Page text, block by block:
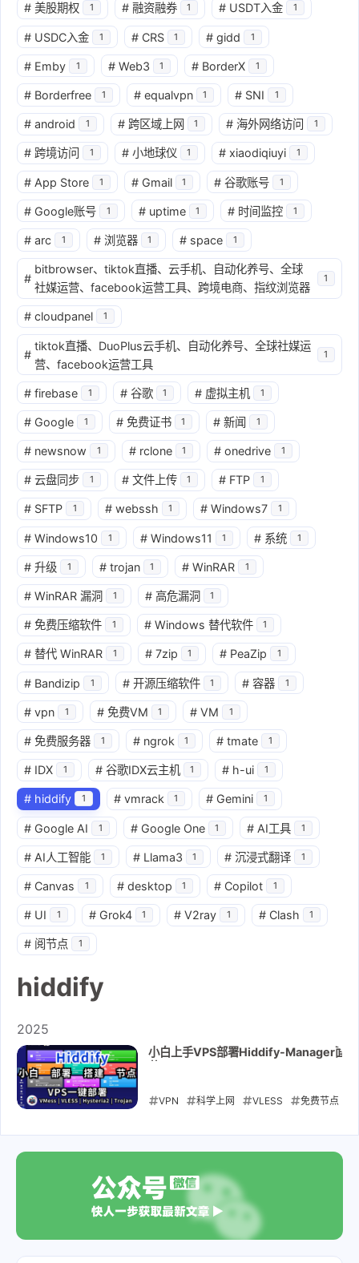
# 美股期权 1 # 融资融券 1 # USDT入金 1
# USDC入金 1 # CRS 1 # gidd 1
# Emby 1 # Web3 1 # BorderX 1
# Borderfree 1 # equalvpn 1 # SNI 1
# android 1 # 跨区域上网 1 # 海外网络访问 1
# 跨境访问 1 # 小地球仪 1 # xiaodiqiuyi 1
# App Store 1 # Gmail 1 # 谷歌账号 1
# Google账号 1 # uptime 1 # 时间监控 1
# arc 1 # 浏览器 1 # space 1
#
bitbrowser、tiktok直播、云手机、自动化养号、全球
社媒运营、facebook运营工具、跨境电商、指纹浏览器
1
# cloudpanel 1
#
tiktok直播、DuoPlus云手机、自动化养号、全球社媒运
营、facebook运营工具
1
# firebase 1 # 谷歌 1 # 虚拟主机 1
# Google 1 # 免费证书 1 # 新闻 1
# newsnow 1 # rclone 1 # onedrive 1
# 云盘同步 1 # 文件上传 1 # FTP 1
# SFTP 1 # webssh 1 # Windows7 1
# Windows10 1 # Windows11 1 # 系统 1
# 升级 1 # trojan 1 # WinRAR 1
# WinRAR 漏洞 1 # 高危漏洞 1
# 免费压缩软件 1 # Windows 替代软件 1
# 替代 WinRAR 1 # 7zip 1 # PeaZip 1
# Bandizip 1 # 开源压缩软件 1 # 容器 1
# vpn 1 # 免费VM 1 # VM 1
# 免费服务器 1 # ngrok 1 # tmate 1
# IDX 1 # 谷歌IDX云主机 1 # h-ui 1
# hiddify 1 # vmrack 1 # Gemini 1
# Google AI 1 # Google One 1 # AI工具 1
# AI人工智能 1 # Llama3 1 # 沉浸式翻译 1
# Canvas 1 # desktop 1 # Copilot 1
# UI 1 # Grok4 1 # V2ray 1 # Clash 1
# 阅节点 1
hiddify
2025
小白上手VPS部署Hiddify-Manager面板
自用教程
VPN 科学上网 VLESS 免费节点
hiddify
2025-01-22